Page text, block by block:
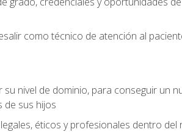
como técnico de atención al
nivel de dominio, para conseguir un
de sus hijos
éticos y profesionales dentro del